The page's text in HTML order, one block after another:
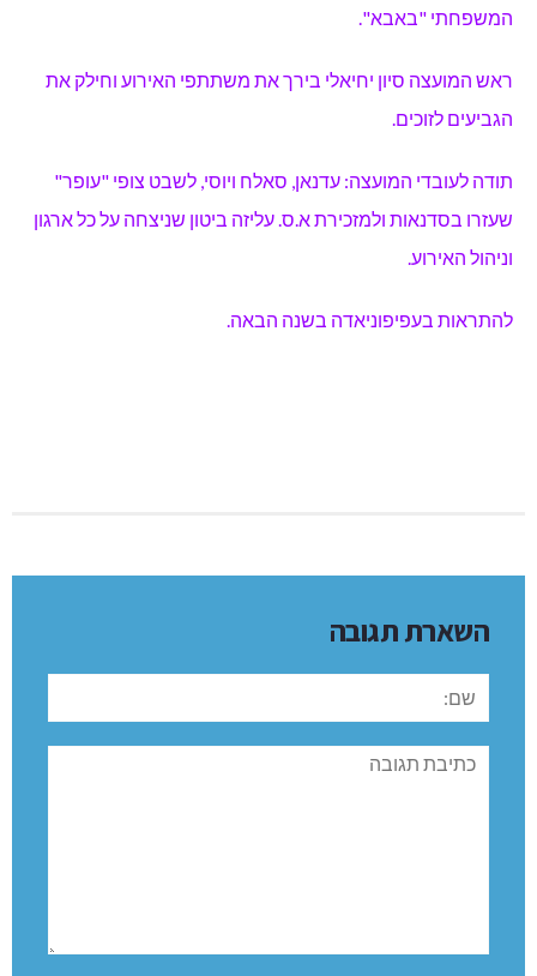
המשפחתי "באבא".
ראש המועצה סיון יחיאלי בירך את משתתפי האירוע וחילק את
הגביעים לזוכים.
תודה לעובדי המועצה: עדנאן, סאלח ויוסי, לשבט צופי "עופר"
שעזרו בסדנאות ולמזכירת א.ס. עליזה ביטון שניצחה על כל ארגון
וניהול האירוע.
להתראות בעפיפוניאדה בשנה הבאה.
השארת תגובה
שם:
תגובה